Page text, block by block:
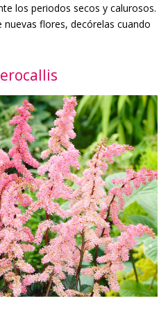
los periodos secos y calurosos.
flores, decórelas cuando